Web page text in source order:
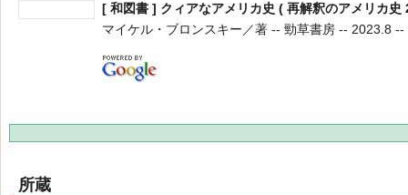
[ 和図書 ] クィアなアメリカ史 ( 再解釈のアメリカ史
マイケル・ブロンスキー／著 -- 勁草書房 -- 2023.8 --
所蔵